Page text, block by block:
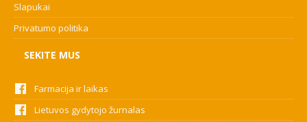
Slapukai
Privatumo politika
SEKITE MUS
Farmacija ir laikas
Lietuvos gydytojo žurnalas